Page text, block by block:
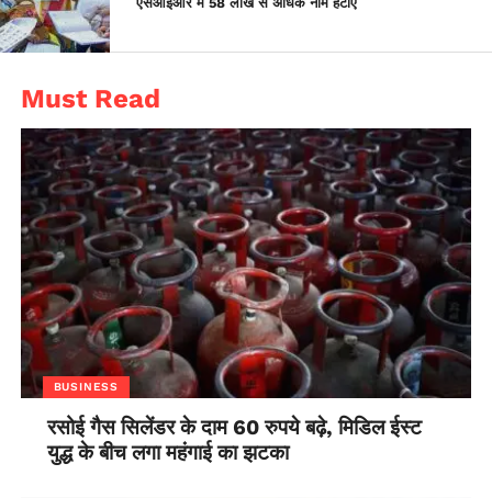
Must Read
BUSINESS
रसोई गैस सिलेंडर के दाम 60 रुपये बढ़े, मिडिल ईस्ट
युद्ध के बीच लगा महंगाई का झटका